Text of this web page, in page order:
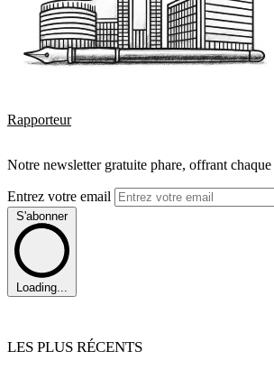
Rapporteur
Notre newsletter gratuite phare, offrant
Entrez votre email
S'abonner
Loading...
LES PLUS RÉCENTS